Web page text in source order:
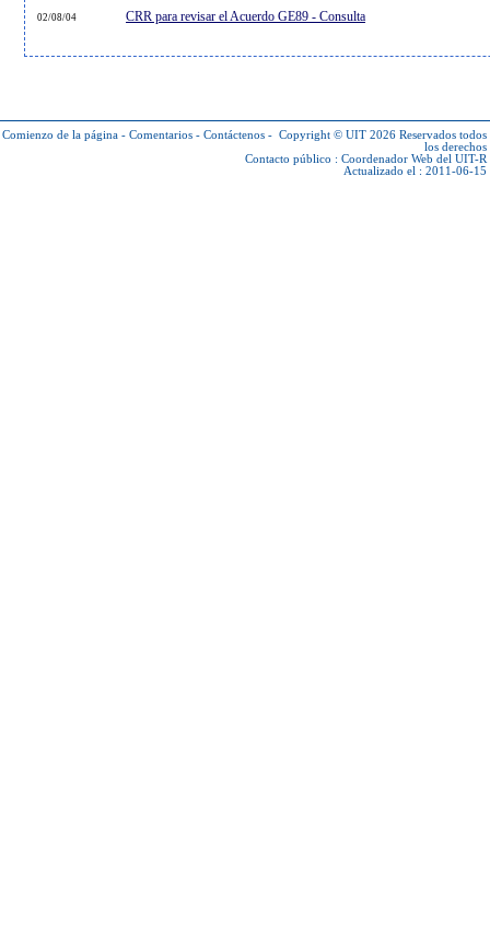
02/08/04 CRR para revisar el Acuerdo GE89 - Consulta
Comienzo de la página - Comentarios - Contáctenos - Copyright © UIT 2026 Reservados todos
los derechos
Contacto público : Coordenador Web del UIT-R
Actualizado el : 2011-06-15